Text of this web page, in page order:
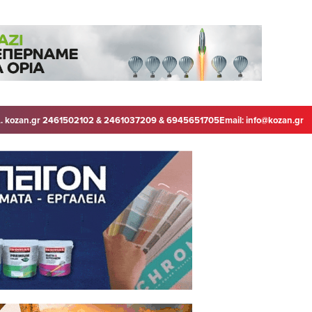
kozan.gr 2461502102 & 2461037209 & 6945651705Email:info@kozan.gr